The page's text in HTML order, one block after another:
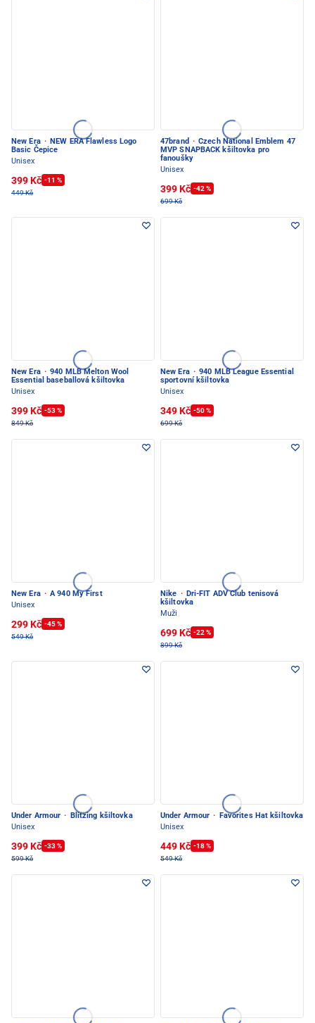
New Era · NEW ERA Flawless Logo
Basic Čepice
Unisex
399 Kč -11 %
449 Kč
47brand · Czech National Emblem 47
MVP SNAPBACK kšiltovka pro
fanoušky
Unisex
399 Kč -42 %
699 Kč
New Era · 940 MLB Melton Wool
Essential baseballová kšiltovka
Unisex
399 Kč -53 %
849 Kč
New Era · 940 MLB League Essential
sportovní kšiltovka
Unisex
349 Kč -50 %
699 Kč
New Era · A 940 My First
Unisex
299 Kč -45 %
549 Kč
Nike · Dri-FIT ADV Club tenisová
kšiltovka
Muži
699 Kč -22 %
899 Kč
Under Armour ·
Blitzing kšiltovka
Unisex
399 Kč -33 %
599 Kč
Under Armour ·
Favorites Hat kšiltovka
Unisex
449 Kč -18 %
549 Kč